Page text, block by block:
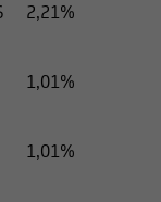
2,21%
1,01%
1,01%
o stati
sono
non